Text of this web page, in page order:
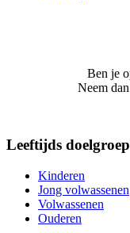
Ben je
Neem
Leeftijds
Kinderen
Jong volwassenen
Volwassenen
Ouderen